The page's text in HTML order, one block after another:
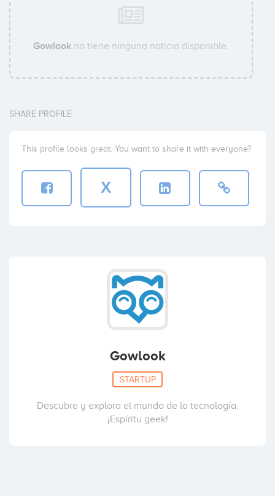
Gowlook no tiene ninguna noticia disponible.
SHARE PROFILE
This profile looks great. You want to share it with everyone?
X
Gowlook
STARTUP
Descubre y explora el mundo de la tecnología.
¡Espíritu geek!